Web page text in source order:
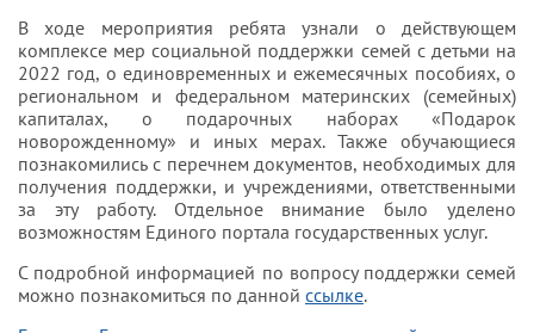
В ходе мероприятия ребята узнали о действующем
комплексе мер социальной поддержки семей с детьми на
2022 год, о единовременных и ежемесячных пособиях, о
региональном и федеральном материнских (семейных)
капиталах, о подарочных наборах «Подарок
новорожденному» и иных мерах. Также обучающиеся
познакомились с перечнем документов, необходимых для
получения поддержки, и учреждениями, ответственными
за эту работу. Отдельное внимание было уделено
возможностям Единого портала государственных услуг.
С подробной информацией по вопросу поддержки семей
можно познакомиться по данной ссылке.